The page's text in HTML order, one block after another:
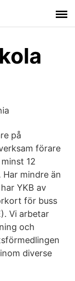
på
förare
12
Har mindre än
YKB av
för buss
Vi arbetar
och
diverse